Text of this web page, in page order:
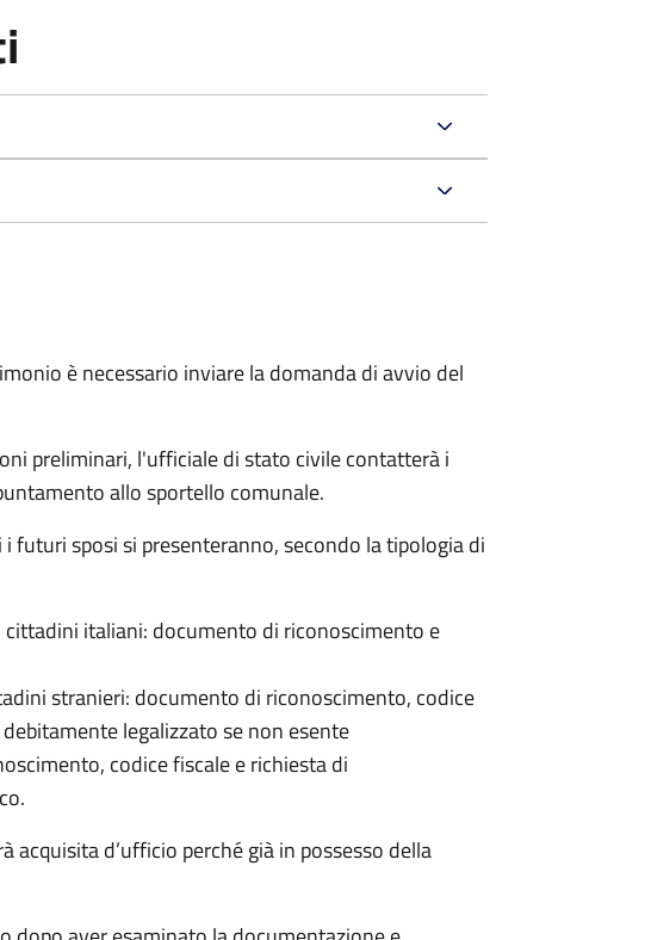
è necessario inviare la domanda di avvio del
preliminari, l'ufficiale di stato civile contatterà i
allo sportello comunale.
futuri sposi si presenteranno, secondo la tipologia di
italiani: documento di riconoscimento e
stranieri: documento di riconoscimento, codice
legalizzato se non esente
codice fiscale e richiesta di
acquisita d’ufficio perché già in possesso della